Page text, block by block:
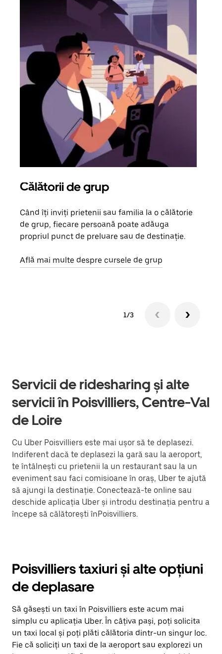
Călătorii de grup
Când îți inviți prietenii sau familia la o călătorie
de grup, fiecare persoană poate adăuga
propriul punct de preluare sau de destinație.
Află mai multe despre cursele de grup
1/3
Servicii de ridesharing și alte
servicii în Poisvilliers, Centre-Val
de Loire
Cu Uber Poisvilliers este mai ușor să te deplasezi.
Indiferent dacă te deplasezi la gară sau la aeroport,
te întâlnești cu prietenii la un restaurant sau la un
eveniment sau faci comisioane în oraș, Uber te ajută
să ajungi la destinație. Conectează-te online sau
deschide aplicația Uber și introdu destinația pentru a
începe să călătorești înPoisvilliers.
Poisvilliers taxiuri și alte opțiuni
de deplasare
Să găsești un taxi în Poisvilliers este acum mai
simplu cu aplicația Uber. În câțiva pași, poți solicita
un taxi local și poți plăti călătoria dintr-un singur loc.
Fie că soliciți un taxi de la aeroport sau explorezi un